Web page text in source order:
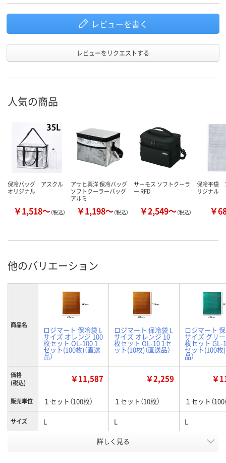
レビューを書く
レビューをリクエストする
人気の商品
保冷バッグ アスクル
オリジナル
￥1,518～（税込）
アサヒ興洋 保冷バッグ
ソフトクーラーバッグ
アルミ
￥1,198～（税込）
サーモス ソフトクーラ
ー RFD
￥2,549～（税込）
保冷平袋
リジナル
￥
他のバリエーション
商品名
ロジマート 保冷袋 L
サイズ オレンジ 100
枚セット OL-100 1
セット(100枚)（直送
品）
ロジマート 保冷袋 L
サイズ オレンジ 10
枚セット OL-10 1セ
ット(10枚)（直送品）
ロジマート
サイズ グリ
枚セット GL-
セット(100枚)
品）
価格
(税込)
￥11,587 ￥2,259 ￥
販売単位 １セット（100枚） １セット（10枚） １セット（100
サイズ L L L
オレンジ グリーン
詳しく見る